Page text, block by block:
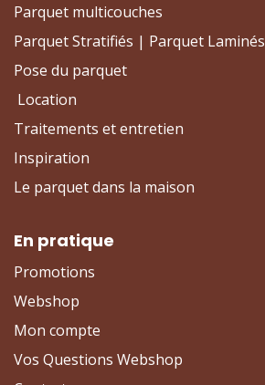
Parquet multicouches
Parquet Stratifiés | Parquet Laminés
Pose du parquet
Location
Traitements et entretien
Inspiration
Le parquet dans la maison
En pratique
Promotions
Webshop
Mon compte
Vos Questions Webshop